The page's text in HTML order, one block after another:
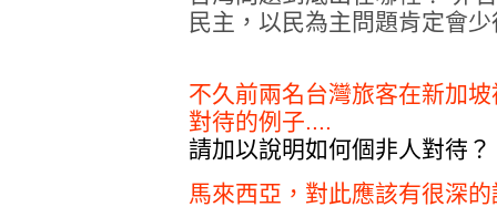
民主，以民為主問題肯定會
不久前兩名台灣旅客在新加
對待的例子....
請加以說明如何個非人對待？
馬來西亞，對此應該有很深